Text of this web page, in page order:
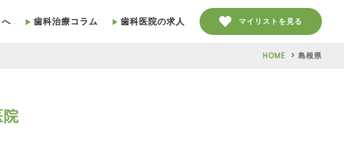
歯科治療コラム 歯科医院の求人 マイリストを見る
HOME 島根県